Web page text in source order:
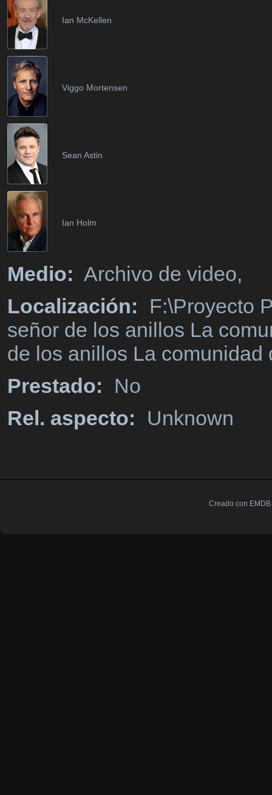
Ian McKellen
Viggo Mortensen
Sean Astin
Ian Holm
Medio: Archivo de video,
Localización:
F:\Proyecto
señor de los anillos La
de los anillos La comunidad
Prestado:
No
Rel. aspecto:
Unknown
Creado con